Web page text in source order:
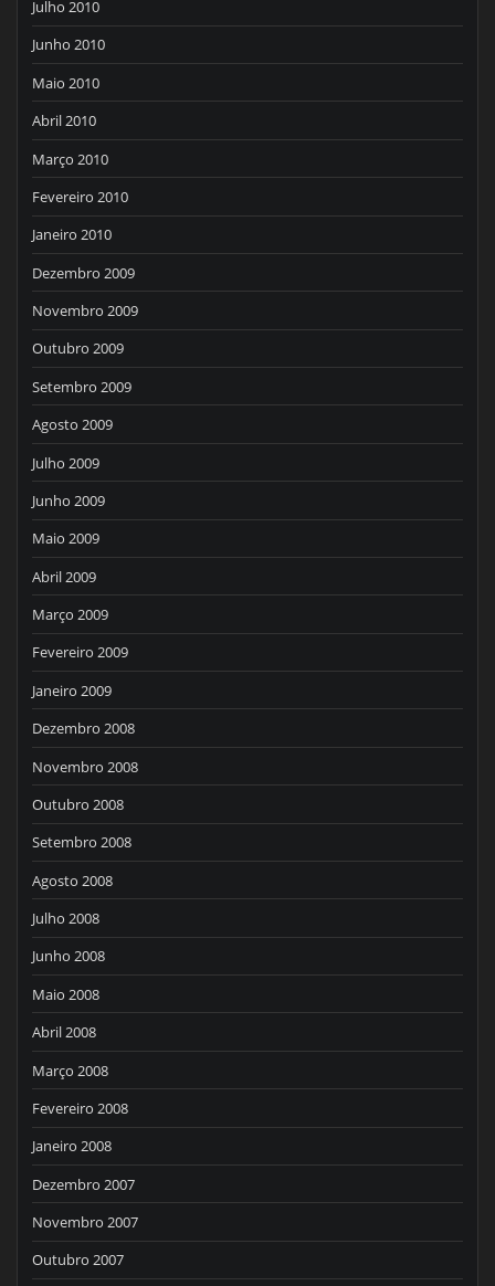
Julho 2010
Junho 2010
Maio 2010
Abril 2010
Março 2010
Fevereiro 2010
Janeiro 2010
Dezembro 2009
Novembro 2009
Outubro 2009
Setembro 2009
Agosto 2009
Julho 2009
Junho 2009
Maio 2009
Abril 2009
Março 2009
Fevereiro 2009
Janeiro 2009
Dezembro 2008
Novembro 2008
Outubro 2008
Setembro 2008
Agosto 2008
Julho 2008
Junho 2008
Maio 2008
Abril 2008
Março 2008
Fevereiro 2008
Janeiro 2008
Dezembro 2007
Novembro 2007
Outubro 2007